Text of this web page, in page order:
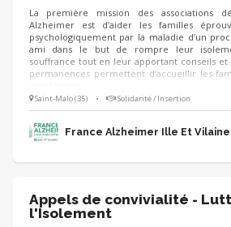
La première mission des associations
Alzheimer est d’aider les familles
psychologiquement par la maladie d’un
ami dans le but de rompre leur
souffrance tout en leur apportant conseils et
permanences permettent d’accueillir les
Saint-Malo (35) • Solidarité / Insertion
France Alzheimer Ille Et Vilaine
Appels de convivialité -
l'Isolement